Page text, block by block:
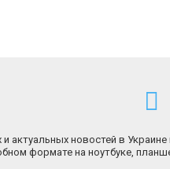
актуальных новостей в Украине
формате на ноутбуке,